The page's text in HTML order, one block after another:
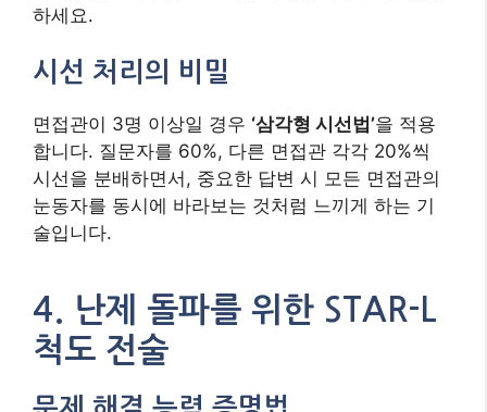
하세요.
시선 처리의 비밀
면접관이 3명 이상일 경우 ‘삼각형 시선법’을 적용
합니다. 질문자를 60%, 다른 면접관 각각 20%씩
시선을 분배하면서, 중요한 답변 시 모든 면접관의
눈동자를 동시에 바라보는 것처럼 느끼게 하는 기
술입니다.
4. 난제 돌파를 위한 STAR-L
척도 전술